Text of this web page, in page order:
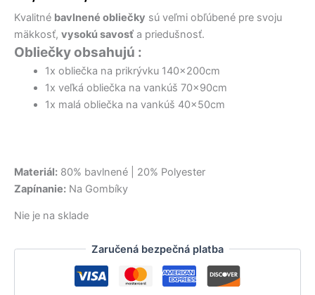
bola:
15,50 €.9,50 €.
Kvalitné bavlnené obliečky sú veľmi obľúbené pre svoju
mäkkosť, vysokú savosť a priedušnosť.
Obliečky obsahujú :
1x obliečka na prikrývku 140x200cm
1x veľká obliečka na vankúš 70x90cm
1x malá obliečka na vankúš 40x50cm
Materiál: 80% bavlnené | 20% Polyester
Zapínanie: Na Gombíky
Nie je na sklade
Zaručená bezpečná platba